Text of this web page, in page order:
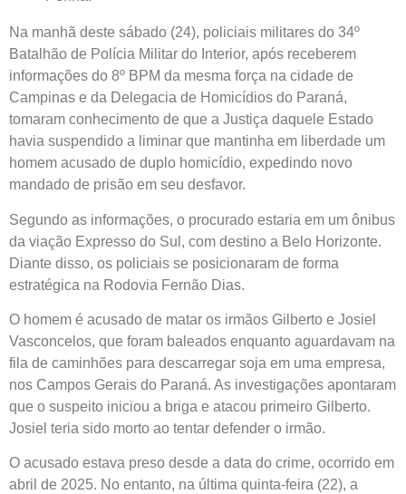
Na manhã deste sábado (24), policiais militares do 34º
Batalhão de Polícia Militar do Interior, após receberem
informações do 8º BPM da mesma força na cidade de
Campinas e da Delegacia de Homicídios do Paraná,
tomaram conhecimento de que a Justiça daquele Estado
havia suspendido a liminar que mantinha em liberdade um
homem acusado de duplo homicídio, expedindo novo
mandado de prisão em seu desfavor.
Segundo as informações, o procurado estaria em um ônibus
da viação Expresso do Sul, com destino a Belo Horizonte.
Diante disso, os policiais se posicionaram de forma
estratégica na Rodovia Fernão Dias.
O homem é acusado de matar os irmãos Gilberto e Josiel
Vasconcelos, que foram baleados enquanto aguardavam na
fila de caminhões para descarregar soja em uma empresa,
nos Campos Gerais do Paraná. As investigações apontaram
que o suspeito iniciou a briga e atacou primeiro Gilberto.
Josiel teria sido morto ao tentar defender o irmão.
O acusado estava preso desde a data do crime, ocorrido em
abril de 2025. No entanto, na última quinta-feira (22), a